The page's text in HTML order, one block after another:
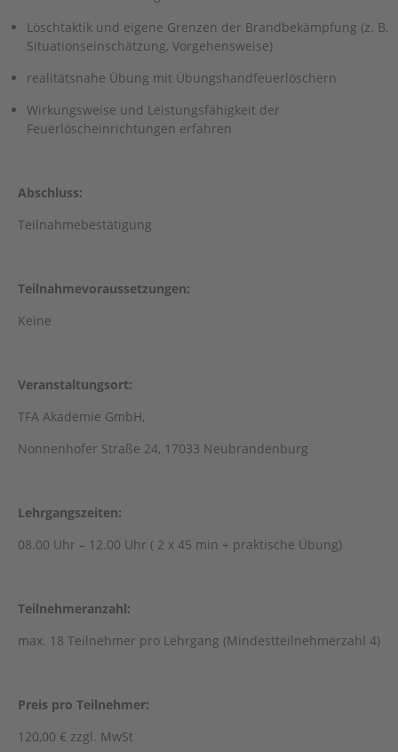
Löschtaktik und eigene Grenzen der Brandbekämpfung (z. B.
Situations­einschätzung, Vorgehensweise)
realitätsnahe Übung mit Übungshandfeuerlöschern
Wirkungsweise und Leistungsfähigkeit der
Feuerlöscheinrichtungen erfahren
Abschluss:
Teilnahmebestätigung
Teilnahmevoraussetzungen:
Keine
Veranstaltungsort:
TFA Akademie GmbH,
Nonnenhofer Straße 24, 17033 Neubrandenburg
Lehrgangszeiten:
08.00 Uhr – 12.00 Uhr ( 2 x 45 min + praktische Übung)
Teilnehmeranzahl:
max. 18 Teilnehmer pro Lehrgang (Mindestteilnehmerzahl 4)
Preis pro Teilnehmer:
120,00 € zzgl. MwSt